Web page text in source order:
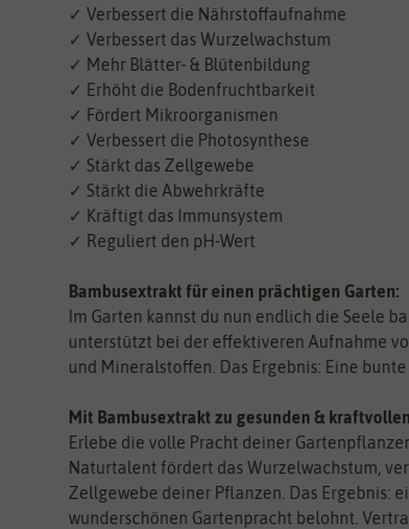
✓ Verbessert die Nährstoffaufnahme
✓ Verbessert das Wurzelwachstum
✓ Mehr Blätter- & Blütenbildung
✓ Erhöht die Bodenfruchtbarkeit
✓ Fördert Mikroorganismen
✓ Verbessert die Photosynthese
✓ Stärkt das Zellgewebe
✓ Stärkt die Abwehrkräfte
✓ Kräftigt das Immunsystem
✓ Reguliert den pH-Wert
Bambusextrakt für einen prächtigen Garten:
Im Garten kannst du nun endlich die Seele
unterstützt bei der effektiveren Aufnahme
und Mineralstoffen. Das Ergebnis: Eine
Mit Bambusextrakt zu gesunden &
Erlebe die volle Pracht deiner
Naturtalent fördert das Wurzelwachstum,
Zellgewebe deiner Pflanzen. Das Ergebnis:
wunderschönen Gartenpracht belohnt.